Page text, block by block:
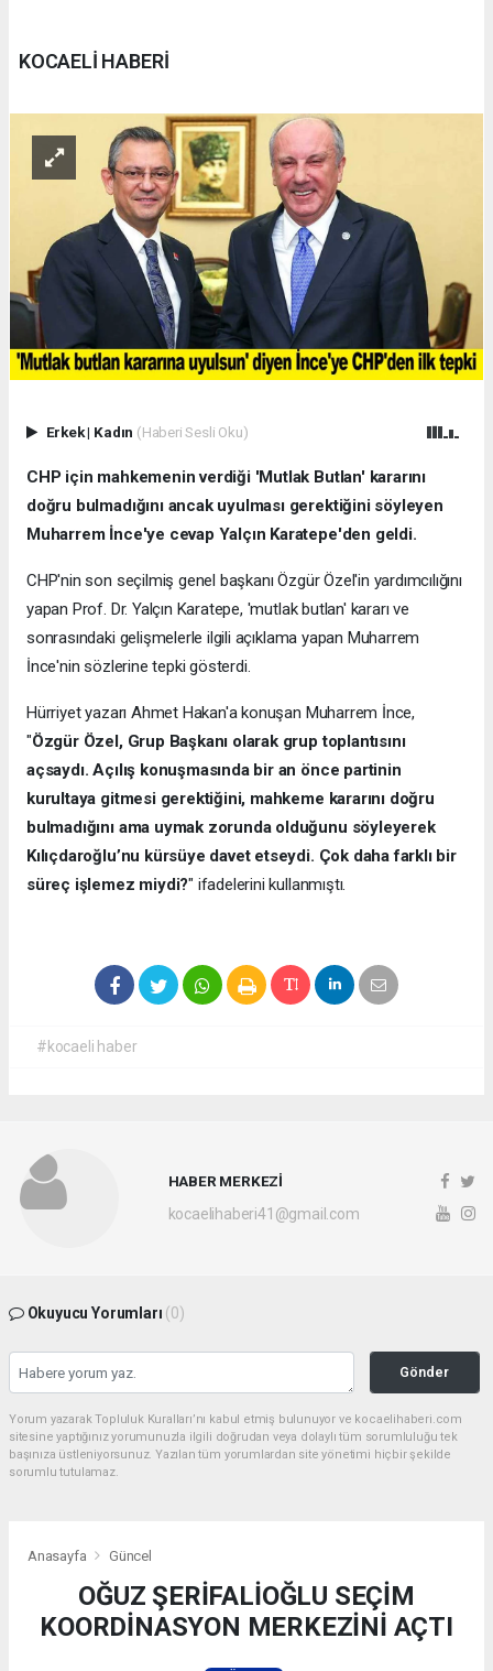
KOCAELİ HABERİ
Erkek| Kadın (Haberi Sesli Oku)
CHP için mahkemenin verdiği 'Mutlak Butlan' kararını
doğru bulmadığını ancak uyulması gerektiğini söyleyen
Muharrem İnce'ye cevap Yalçın Karatepe'den geldi.
CHP'nin son seçilmiş genel başkanı Özgür Özel'in yardımcılığını
yapan Prof. Dr. Yalçın Karatepe, 'mutlak butlan' kararı ve
sonrasındaki gelişmelerle ilgili açıklama yapan Muharrem
İnce'nin sözlerine tepki gösterdi.
Hürriyet yazarı Ahmet Hakan'a konuşan Muharrem İnce,
"Özgür Özel, Grup Başkanı olarak grup toplantısını
açsaydı. Açılış konuşmasında bir an önce partinin
kurultaya gitmesi gerektiğini, mahkeme kararını doğru
bulmadığını ama uymak zorunda olduğunu söyleyerek
Kılıçdaroğlu’nu kürsüye davet etseydi. Çok daha farklı bir
süreç işlemez miydi?" ifadelerini kullanmıştı.
#kocaeli haber
HABER MERKEZİ
kocaelihaberi41@gmail.com
Okuyucu Yorumları (0)
Gönder
Yorum yazarak Topluluk Kuralları’nı kabul etmiş bulunuyor ve kocaelihaberi.com
sitesine yaptığınız yorumunuzla ilgili doğrudan veya dolaylı tüm sorumluluğu tek
başınıza üstleniyorsunuz. Yazılan tüm yorumlardan site yönetimi hiçbir şekilde
sorumlu tutulamaz.
Anasayfa Güncel
OĞUZ ŞERİFALİOĞLU SEÇİM
KOORDİNASYON MERKEZİNİ AÇTI